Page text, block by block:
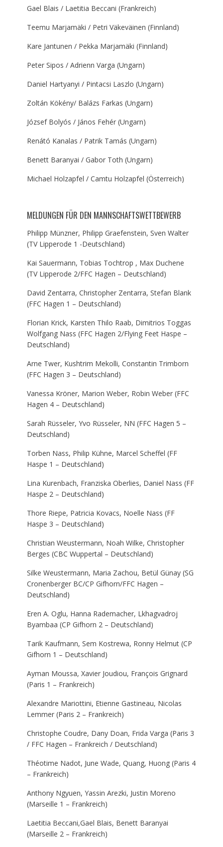
Gael Blais / Laetitia Beccani (Frankreich)
Teemu Marjamäki / Petri Väkeväinen (Finnland)
Kare Jantunen / Pekka Marjamäki (Finnland)
Peter Sipos / Adrienn Varga (Ungarn)
Daniel Hartyanyi / Pintacsi Laszlo (Ungarn)
Zoltán Kökény/ Balázs Farkas (Ungarn)
József Bolyós / János Fehér (Ungarn)
Renátó Kanalas / Patrik Tamás (Ungarn)
Benett Baranyai / Gabor Toth (Ungarn)
Michael Holzapfel / Camtu Holzapfel (Österreich)
MELDUNGEN FÜR DEN MANNSCHAFTSWETTBEWERB
Philipp Münzner, Philipp Graefenstein, Sven Walter
(TV Lipperode 1 -Deutschland)
Kai Sauermann, Tobias Tochtrop , Max Duchene
(TV Lipperode 2/FFC Hagen – Deutschland)
David Zentarra, Christopher Zentarra, Stefan Blank
(FFC Hagen 1 – Deutschland)
Florian Krick, Karsten Thilo Raab, Dimitrios Toggas
Wolfgang Nass (FFC Hagen 2/Flying Feet Haspe –
Deutschland)
Arne Twer, Kushtrim Mekolli, Constantin Trimborn
(FFC Hagen 3 – Deutschland)
Vanessa Kröner, Marion Weber, Robin Weber (FFC
Hagen 4 – Deutschland)
Sarah Rüsseler, Yvo Rüsseler, NN (FFC Hagen 5 –
Deutschland)
Torben Nass, Philip Kühne, Marcel Scheffel (FF
Haspe 1 – Deutschland)
Lina Kurenbach, Franziska Oberlies, Daniel Nass (FF
Haspe 2 – Deutschland)
Thore Riepe, Patricia Kovacs, Noelle Nass (FF
Haspe 3 – Deutschland)
Christian Weustermann, Noah Wilke, Christopher
Berges (CBC Wuppertal – Deutschland)
Silke Weustermann, Maria Zachou, Betül Günay (SG
Cronenberger BC/CP Gifhorn/FFC Hagen –
Deutschland)
Eren A. Oglu, Hanna Rademacher, Lkhagvadroj
Byambaa (CP Gifhorn 2 – Deutschland)
Tarik Kaufmann, Sem Kostrewa, Ronny Helmut (CP
Gifhorn 1 – Deutschland)
Ayman Moussa, Xavier Joudiou, François Grignard
(Paris 1 – Frankreich)
Alexandre Mariottini, Etienne Gastineau, Nicolas
Lemmer (Paris 2 – Frankreich)
Christophe Coudre, Dany Doan, Frida Varga (Paris 3
/ FFC Hagen – Frankreich / Deutschland)
Théotime Nadot, June Wade, Quang, Huong (Paris 4
– Frankreich)
Anthony Ngyuen, Yassin Arezki, Justin Moreno
(Marseille 1 – Frankreich)
Laetitia Beccani,Gael Blais, Benett Baranyai
(Marseille 2 – Frankreich)